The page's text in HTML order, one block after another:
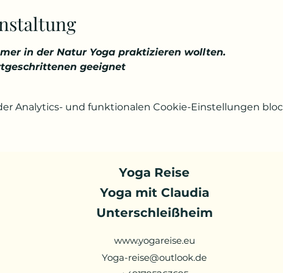
in der Natur Yoga praktizieren wollten.
geeignet
Analytics- und funktionalen Cookie-Einstellungen
Yoga Reise
Yoga mit Claudia
Unterschleißheim
www.yogareise.eu
Yoga-reise@outlook.de